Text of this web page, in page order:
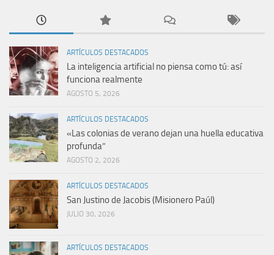
ARTÍCULOS DESTACADOS
La inteligencia artificial no piensa como tú: así
funciona realmente
AGOSTO 5, 2026
ARTÍCULOS DESTACADOS
«Las colonias de verano dejan una huella educativa
profunda”
AGOSTO 2, 2026
ARTÍCULOS DESTACADOS
San Justino de Jacobis (Misionero Paúl)
JULIO 30, 2026
ARTÍCULOS DESTACADOS